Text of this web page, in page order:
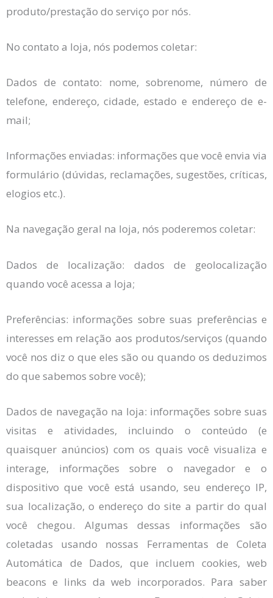
produto/prestação do serviço por nós.
No contato a loja, nós podemos coletar:
Dados de contato: nome, sobrenome, número de
telefone, endereço, cidade, estado e endereço de e-
mail;
Informações enviadas: informações que você envia via
formulário (dúvidas, reclamações, sugestões, críticas,
elogios etc.).
Na navegação geral na loja, nós poderemos coletar:
Dados de localização: dados de geolocalização
quando você acessa a loja;
Preferências: informações sobre suas preferências e
interesses em relação aos produtos/serviços (quando
você nos diz o que eles são ou quando os deduzimos
do que sabemos sobre você);
Dados de navegação na loja: informações sobre suas
visitas e atividades, incluindo o conteúdo (e
quaisquer anúncios) com os quais você visualiza e
interage, informações sobre o navegador e o
dispositivo que você está usando, seu endereço IP,
sua localização, o endereço do site a partir do qual
você chegou. Algumas dessas informações são
coletadas usando nossas Ferramentas de Coleta
Automática de Dados, que incluem cookies, web
beacons e links da web incorporados. Para saber